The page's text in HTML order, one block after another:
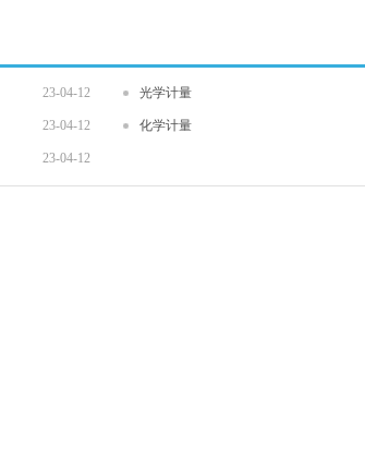
23-04-12 光学计量
23-04-12 化学计量
23-04-12